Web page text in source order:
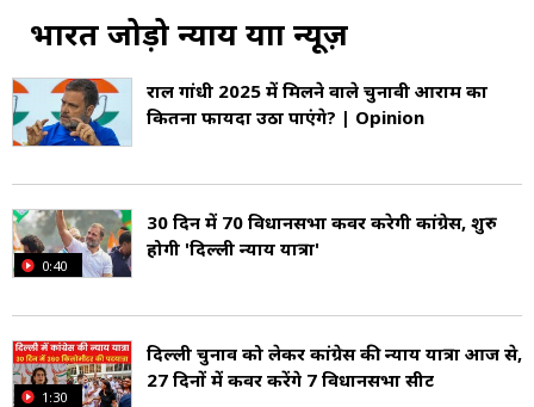
6,200 किमी की दूरी तय करेगी जो मणिपुर, नागालैंड,
ओडिशा, छत्तीसगढ़, यूपी, एमपी, राजस्थान, गुजरात और
अंत में महाराष्ट्र में खत्म होगी. कांग्रेस महासचिव केसी
कि यात्रा का माध्यम बस होगा.
भारत जोड़ो न्याय यात्रा न्यूज़
राहुल गांधी 2025 में मिलने वाले चुनावी आराम का
कितना फायदा उठा पाएंगे? | Opinion
0:40
30 दिन में 70 विधानसभा कवर करेगी कांग्रेस, शुरु
होगी 'दिल्ली न्याय यात्रा'
1:30
दिल्ली चुनाव को लेकर कांग्रेस की न्याय यात्रा आज से,
27 दिनों में कवर करेंगे 7 विधानसभा सीट